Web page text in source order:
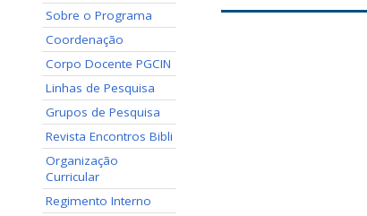
Sobre o Programa
Coordenação
Corpo Docente PGCIN
Linhas de Pesquisa
Grupos de Pesquisa
Revista Encontros Bibli
Organização
Curricular
Regimento Interno